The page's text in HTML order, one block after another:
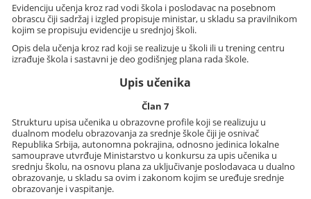
Evidenciju učenja kroz rad vodi škola i poslodavac na posebnom
obrascu čiji sadržaj i izgled propisuje ministar, u skladu sa pravilnikom
kojim se propisuju evidencije u srednjoj školi.
Opis dela učenja kroz rad koji se realizuje u školi ili u trening centru
izrađuje škola i sastavni je deo godišnjeg plana rada škole.
Upis učenika
Član 7
Strukturu upisa učenika u obrazovne profile koji se realizuju u
dualnom modelu obrazovanja za srednje škole čiji je osnivač
Republika Srbija, autonomna pokrajina, odnosno jedinica lokalne
samouprave utvrđuje Ministarstvo u konkursu za upis učenika u
srednju školu, na osnovu plana za uključivanje poslodavaca u dualno
obrazovanje, u skladu sa ovim i zakonom kojim se uređuje srednje
obrazovanje i vaspitanje.